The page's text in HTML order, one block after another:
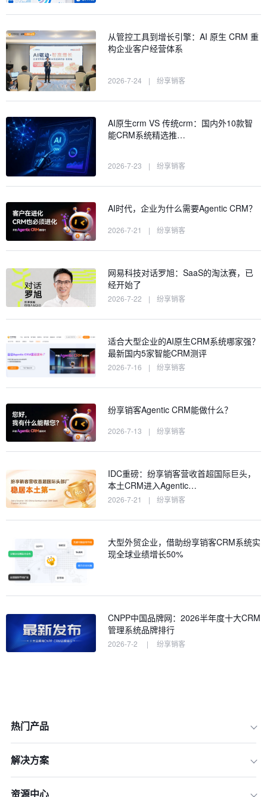
从管控工具到增长引擎：AI 原生 CRM 重
构企业客户经营体系
2026-7-24 | 纷享销客
AI原生crm VS 传统crm：国内外10款智
能CRM系统精选推…
2026-7-23 | 纷享销客
AI时代，企业为什么需要Agentic CRM？
2026-7-21 | 纷享销客
网易科技对话罗旭：SaaS的淘汰赛，已
经开始了
2026-7-22 | 纷享销客
适合大型企业的AI原生CRM系统哪家强？
最新国内5家智能CRM测评
2026-7-16 | 纷享销客
纷享销客Agentic CRM能做什么？
2026-7-13 | 纷享销客
IDC重磅：纷享销客营收首超国际巨头，
本土CRM进入Agentic…
2026-7-21 | 纷享销客
大型外贸企业，借助纷享销客CRM系统实
现全球业绩增长50%
CNPP中国品牌网：2026半年度十大CRM
管理系统品牌排行
2026-7-2 | 纷享销客
热门产品
解决方案
资源中心